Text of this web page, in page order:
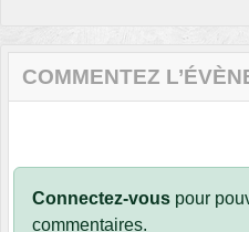
COMMENTEZ
Connectez-vous pour
commentaires.